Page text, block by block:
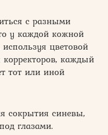
с разными
у каждой кожной
цветовой
корректоров, каждый
тот или иной
сокрытия синевы,
глазами.